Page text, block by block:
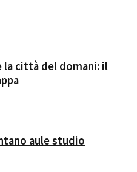
la città del domani: il
aule studio